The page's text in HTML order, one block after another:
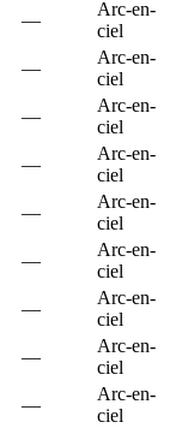
—
Arc-en-
ciel
—
Arc-en-
ciel
—
Arc-en-
ciel
—
Arc-en-
ciel
—
Arc-en-
ciel
—
Arc-en-
ciel
—
Arc-en-
ciel
—
Arc-en-
ciel
—
Arc-en-
ciel